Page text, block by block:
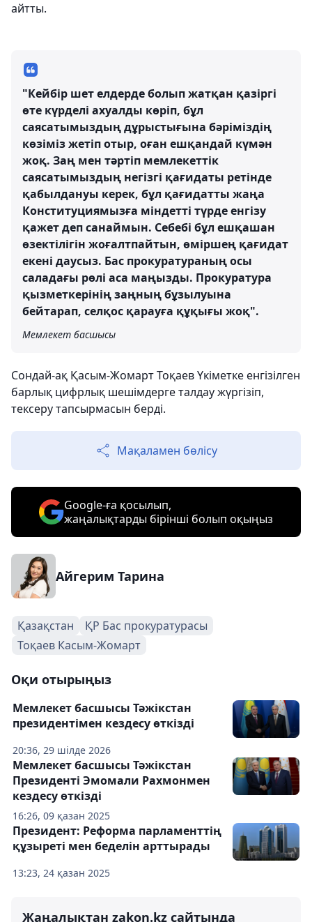
айтты.
"Кейбір шет елдерде болып жатқан қазіргі
өте күрделі ахуалды көріп, бұл
саясатымыздың дұрыстығына бәріміздің
көзіміз жетіп отыр, оған ешқандай күмән
жоқ. Заң мен тәртіп мемлекеттік
саясатымыздың негізгі қағидаты ретінде
қабылдануы керек, бұл қағидатты жаңа
Конституциямызға міндетті түрде енгізу
қажет деп санаймын. Себебі бұл ешқашан
өзектілігін жоғалтпайтын, өміршең қағидат
екені даусыз. Бас прокуратураның осы
саладағы рөлі аса маңызды. Прокуратура
қызметкерінің заңның бұзылуына
бейтарап, селқос қарауға құқығы жоқ".
Мемлекет басшысы
Сондай-ақ Қасым-Жомарт Тоқаев Үкіметке енгізілген
барлық цифрлық шешімдерге талдау жүргізіп,
тексеру тапсырмасын берді.
Мақаламен бөлісу
Google-ға қосылып,
жаңалықтарды бірінші болып оқыңыз
Айгерим Тарина
Қазақстан
ҚР Бас прокуратурасы
Тоқаев Касым-Жомарт
Оқи отырыңыз
20:36, 29 шілде 2026
Мемлекет басшысы Тәжікстан
президентімен кездесу өткізді
16:26, 09 қазан 2025
Мемлекет басшысы Тәжікстан
Президенті Эмомали Рахмонмен
кездесу өткізді
13:23, 24 қазан 2025
Президент: Реформа парламенттің
құзыреті мен беделін арттырады
Жаңалықтан zakon.kz сайтында